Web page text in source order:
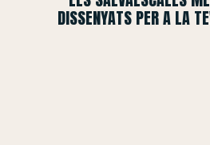
DISSENYATS PER A LA